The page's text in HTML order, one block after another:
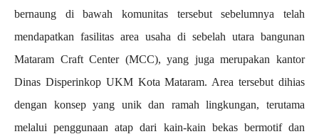
bernaung di bawah komunitas tersebut sebelumnya telah
mendapatkan fasilitas area usaha di sebelah utara bangunan
Mataram Craft Center (MCC), yang juga merupakan kantor
Dinas Disperinkop UKM Kota Mataram. Area tersebut dihias
dengan konsep yang unik dan ramah lingkungan, terutama
melalui penggunaan atap dari kain-kain bekas bermotif dan